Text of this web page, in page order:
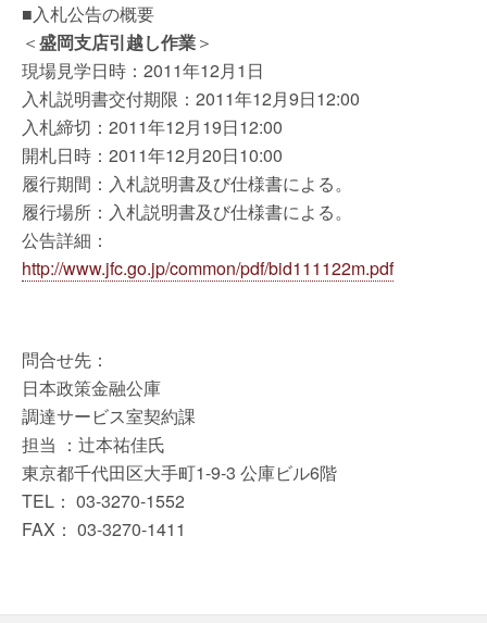
■入札公告の概要
＜盛岡支店引越し作業＞
現場見学日時：2011年12月1日
入札説明書交付期限：2011年12月9日12:00
入札締切：2011年12月19日12:00
開札日時：2011年12月20日10:00
履行期間：入札説明書及び仕様書による。
履行場所：入札説明書及び仕様書による。
公告詳細：
http://www.jfc.go.jp/common/pdf/bid111122m.pdf
問合せ先：
日本政策金融公庫
調達サービス室契約課
担当 ：辻本祐佳氏
東京都千代田区大手町1-9-3 公庫ビル6階
TEL： 03-3270-1552
FAX： 03-3270-1411